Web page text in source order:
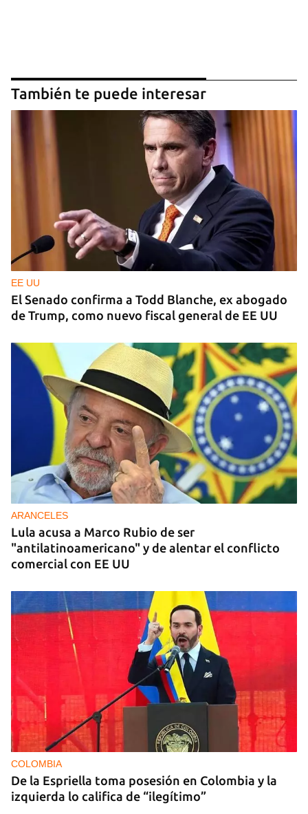
También te puede interesar
EE UU
El Senado confirma a Todd Blanche, ex abogado
de Trump, como nuevo fiscal general de EE UU
ARANCELES
Lula acusa a Marco Rubio de ser
"antilatinoamericano" y de alentar el conflicto
comercial con EE UU
COLOMBIA
De la Espriella toma posesión en Colombia y la
izquierda lo califica de “ilegítimo”